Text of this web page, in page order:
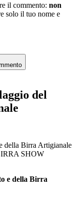
il commento: non
solo il tuo nome e
del
della Birra Artigianale
SHOW
e della Birra